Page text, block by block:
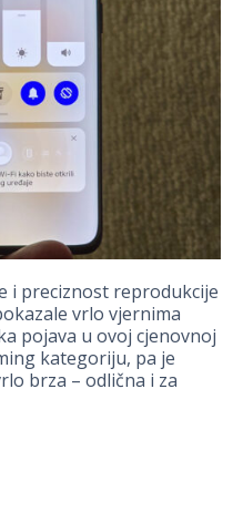
i preciznost reprodukcije
vrlo vjernima
pojava u ovoj cjenovnoj
kategoriju, pa je
brza – odlična i za